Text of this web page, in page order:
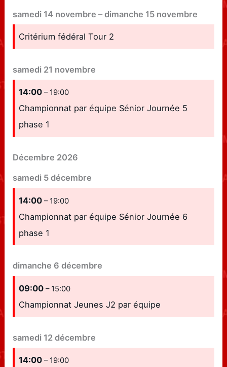
samedi 14 novembre –dimanche 15 novembre
Critérium fédéral Tour 2
samedi 21 novembre
14:00– 19:00
Championnat par équipe Sénior Journée 5
phase 1
Décembre 2026
samedi 5 décembre
14:00– 19:00
Championnat par équipe Sénior Journée 6
phase 1
dimanche 6 décembre
09:00– 15:00
Championnat Jeunes J2 par équipe
samedi 12 décembre
14:00– 19:00